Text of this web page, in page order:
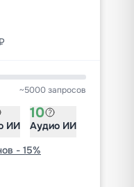
~5000 запросов
ИИ
10
Аудио ИИ
- 15%